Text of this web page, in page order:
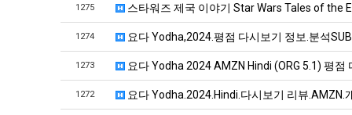
1275 스타워즈 제국 이야기 Star Wars Tales of the
1274 요다 Yodha,2024.평점 다시보기 정보.분석
1273 요다 Yodha 2024 AMZN Hindi (ORG 5.1) 평
1272 요다 Yodha.2024.Hindi.다시보기 리뷰.AMZN.